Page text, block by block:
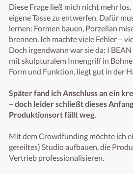
Diese Frage ließ mich nicht mehr
eigene Tasse zu entwerfen. Dafür
lernen: Formen bauen, Porzellan
brennen. Ich machte viele Fehler –
Doch irgendwann war sie da: I
mit skulpturalem Innengriff in
Form und Funktion, liegt gut in der
Später fand ich Anschluss an ein
– doch leider schließt dieses
Produktionsort fällt weg.
Mit dem Crowdfunding möchte ich
geteiltes) Studio aufbauen, die
Vertrieb professionalisieren.